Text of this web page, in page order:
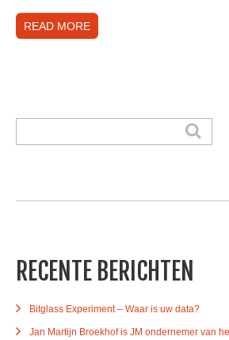
READ MORE
RECENTE BERICHTEN
Bitglass Experiment – Waar is uw data?
Jan Martijn Broekhof is JM ondernemer van